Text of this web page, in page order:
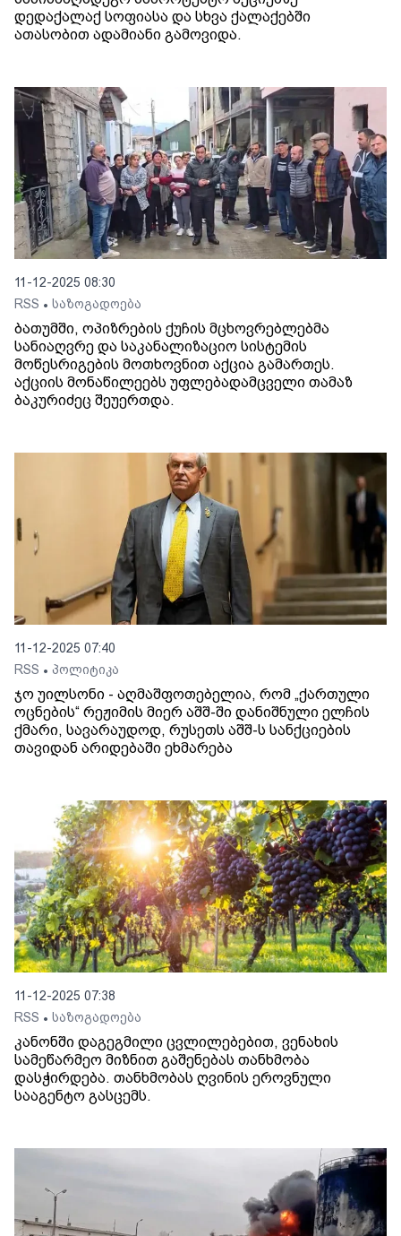
დედაქალაქ სოფიასა და სხვა ქალაქებში
ათასობით ადამიანი გამოვიდა.
11-12-2025 08:30
RSS • საზოგადოება
ბათუმში, ოპიზრების ქუჩის მცხოვრებლებმა
სანიაღვრე და საკანალიზაციო სისტემის
მოწესრიგების მოთხოვნით აქცია გამართეს.
აქციის მონაწილეებს უფლებადამცველი თამაზ
ბაკურიძეც შეუერთდა.
11-12-2025 07:40
RSS • პოლიტიკა
ჯო უილსონი - აღმაშფოთებელია, რომ „ქართული
ოცნების“ რეჟიმის მიერ აშშ-ში დანიშნული ელჩის
ქმარი, სავარაუდოდ, რუსეთს აშშ-ს სანქციების
თავიდან არიდებაში ეხმარება
11-12-2025 07:38
RSS • საზოგადოება
კანონში დაგეგმილი ცვლილებებით, ვენახის
სამეწარმეო მიზნით გაშენებას თანხმობა
დასჭირდება. თანხმობას ღვინის ეროვნული
სააგენტო გასცემს.